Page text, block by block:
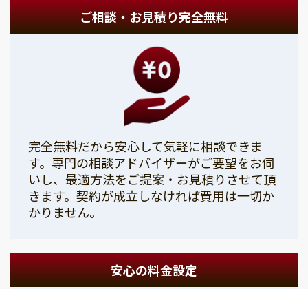
ご相談・お見積り完全無料
完全無料だから安心して気軽に相談できま
す。専門の相談アドバイザーがご要望をお伺
いし、最適方法をご提案・お見積りさせて頂
きます。契約が成立しなければ費用は一切か
かりません。
安心の料金設定